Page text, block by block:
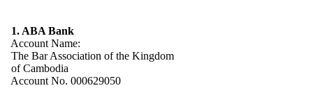
1. ABA Bank
Account Name:
The Bar Association of the Kingdom
of Cambodia
Account No. 000629050